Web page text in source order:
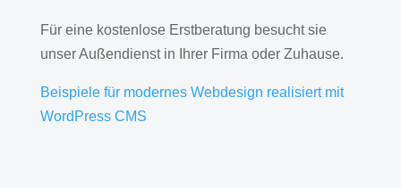
Für eine kostenlose Erstberatung besucht sie
unser Außendienst in Ihrer Firma oder Zuhause.
Beispiele für modernes Webdesign realisiert mit
WordPress CMS